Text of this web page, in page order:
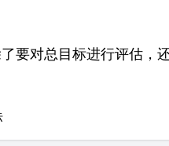
要对总目标进行评估，